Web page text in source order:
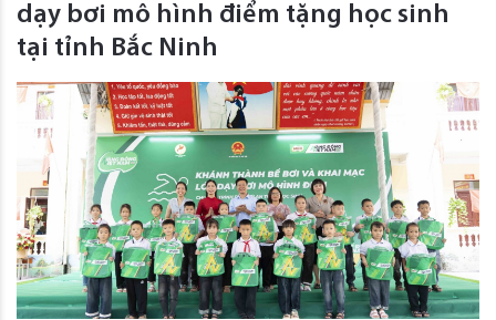
dạy bơi mô hình điểm tặng học sinh
tại tỉnh Bắc Ninh